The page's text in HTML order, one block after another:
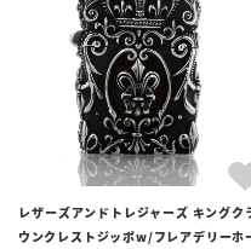
レザーズアンドトレジャーズ キングク
ウンクレストジッポw/フレアデリーホ